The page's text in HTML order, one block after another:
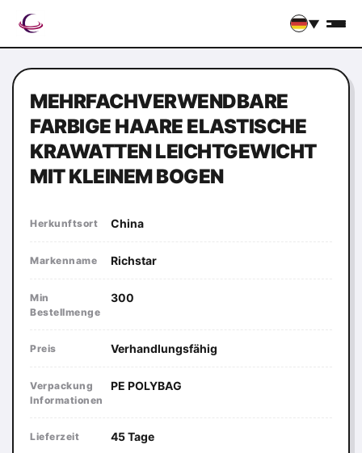
▼
MEHRFACHVERWENDBARE
FARBIGE HAARE ELASTISCHE
KRAWATTEN LEICHTGEWICHT
MIT KLEINEM BOGEN
Herkunftsort China
Markenname Richstar
Min
Bestellmenge
300
Preis Verhandlungsfähig
Verpackung
Informationen
PE POLYBAG
Lieferzeit 45 Tage